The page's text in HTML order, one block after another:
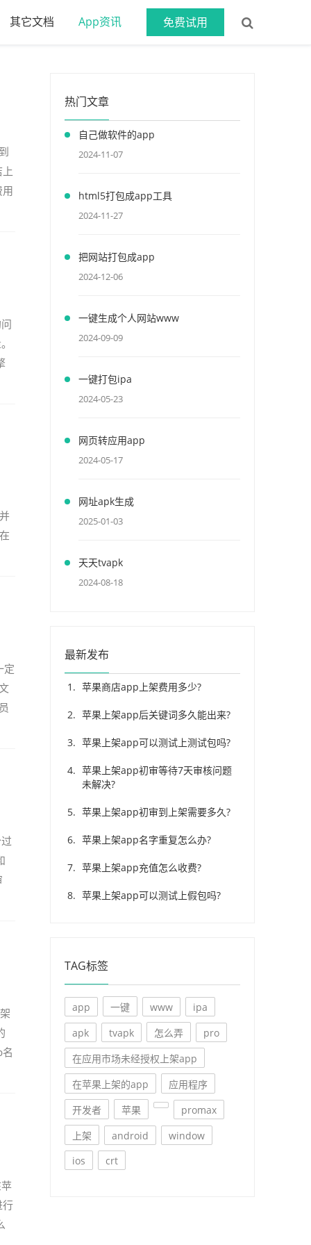
免费试用
其它文档 App资讯
定
行
热门文章
自己做软件的app
2024-11-07
html5打包成app工具
2024-11-27
把网站打包成app
2024-12-06
一键生成个人网站www
2024-09-09
一键打包ipa
2024-05-23
网页转应用app
2024-05-17
网址apk生成
2025-01-03
天天tvapk
2024-08-18
最新发布
苹果商店app上架费用多少?
苹果上架app后关键词多久能出来?
苹果上架app可以测试上测试包吗?
苹果上架app初审等待7天审核问题
未解决?
苹果上架app初审到上架需要多久?
苹果上架app名字重复怎么办?
苹果上架app充值怎么收费?
苹果上架app可以测试上假包吗?
TAG标签
app 一键 www
ipa
apk
tvapk 怎么弄
pro
在应用市场未经授权上架app
在苹果上架的app
应用程序
开发者
苹果
promax
上架
android
window
ios
crt